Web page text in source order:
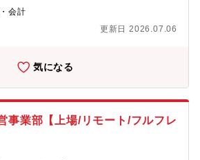
ではなく、経営に近い立場での経理キャリ
半期・年次決算業務■監査、税務対応将来的
スの連結決算、開示に携わる可能性もあり
欲に応じて担当業務領域を少しずつ増や
環境】年間休日120日、残業平均20時間、
時間については平時で平均月20時間程度
は営業支援アウトソーサーとして、営業
後のお客様フォローなど、ワンストップ
会計
更新日 2026.07.06
気になる
事業部【上場/リモート/フルフレ